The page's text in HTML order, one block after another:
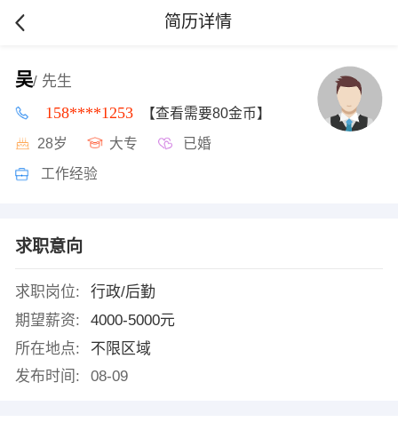
简历详情
吴/ 先生
158****1253 【查看需要80金币】
28岁 大专 已婚
工作经验
求职意向
求职岗位:
行政/后勤
期望薪资:
4000-5000元
所在地点:
不限区域
发布时间:
08-09